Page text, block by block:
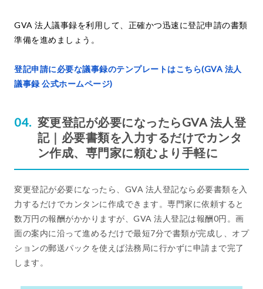
GVA 法人議事録を利用して、正確かつ迅速に登記申請の書類
準備を進めましょう。
登記申請に必要な議事録のテンプレートはこちら(GVA 法人
議事録 公式ホームページ)
変更登記が必要になったらGVA 法人登
記｜必要書類を入力するだけでカンタ
ン作成、専門家に頼むより手軽に
変更登記が必要になったら、GVA 法人登記なら必要書類を入
力するだけでカンタンに作成できます。専門家に依頼すると
数万円の報酬がかかりますが、GVA 法人登記は報酬0円。画
面の案内に沿って進めるだけで最短7分で書類が完成し、オプ
ションの郵送パックを使えば法務局に行かずに申請まで完了
します。